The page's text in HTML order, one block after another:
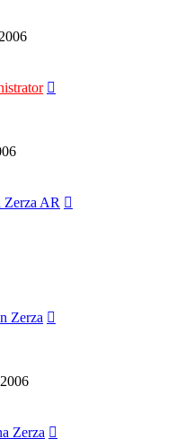
Zerza AR
Zerza
Zerza